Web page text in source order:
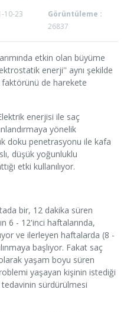
10-23
Görüntüleme :
26837
etkin olan büyüme
enerji'' aynı şekilde
faktörünü de harekete
enerjisi ile saç
yönelik
doku penetrasyonu ile kafa
düşük yoğunluklu
etki kullanılıyor.
bir, 12 dakika süren
6 - 12'inci haftalarında,
ve ilerleyen haftalarda (8 -
başlıyor. Fakat saç
yaşam boyu süren
yaşayan kişinin istediği
sürdürülmesi